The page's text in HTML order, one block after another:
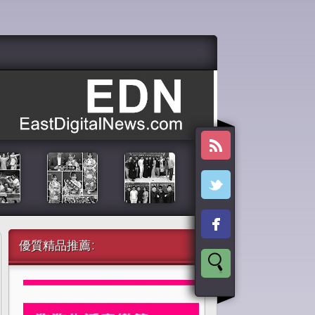
優質精品推薦: